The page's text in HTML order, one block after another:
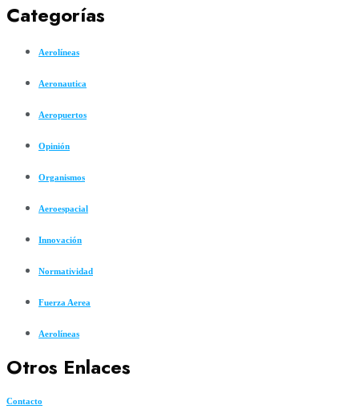
Categorías
Aerolíneas
Aeronautica
Aeropuertos
Opinión
Organismos
Aeroespacial
Innovación
Normatividad
Fuerza Aerea
Aerolíneas
Otros Enlaces
Contacto